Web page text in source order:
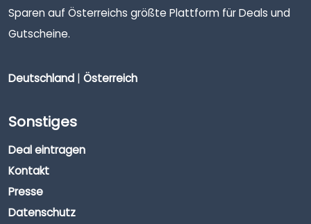
Sparen auf Österreichs größte Plattform für Deals und
Gutscheine.
Deutschland | Österreich
Sonstiges
Deal eintragen
Kontakt
Presse
Datenschutz